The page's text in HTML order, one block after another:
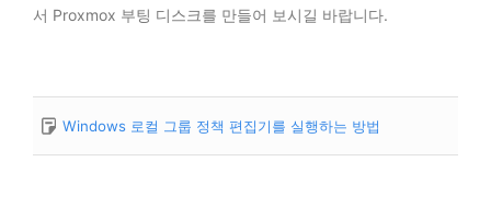
서 Proxmox 부팅 디스크를 만들어 보시길 바랍니다.
Windows 로컬 그룹 정책 편집기를 실행하는 방법